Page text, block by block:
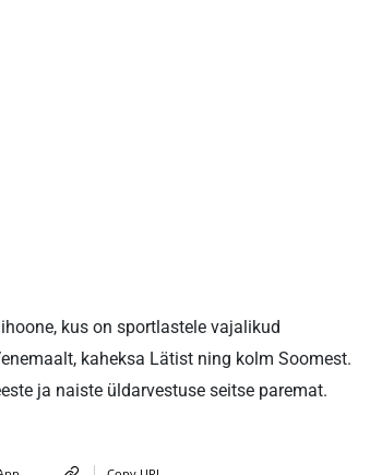
kus on sportlastele vajalikud
kaheksa Lätist ning kolm Soomest.
ja naiste üldarvestuse seitse paremat.